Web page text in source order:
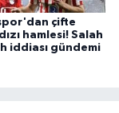
çifte
hamlesi! Salah
iddiası gündemi